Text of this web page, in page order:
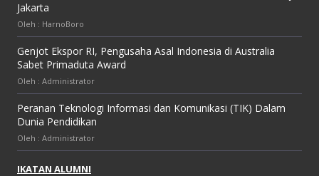
Jakarta
Oleh : HarnoBoro
Genjot Ekspor RI, Pengusaha Asal Indonesia di Australia
Sabet Primaduta Award
Oleh : Administrator
Peranan Teknologi Informasi dan Komunikasi (TIK) Dalam
Dunia Pendidikan
Oleh : Administrator
IKATAN ALUMNI